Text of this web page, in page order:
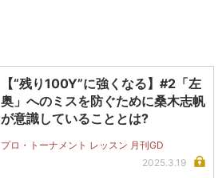
【“残り100Y”に強くなる】#2「左
奥」へのミスを防ぐために桑木志帆
が意識していることとは?
プロ・トーナメント レッスン 月刊GD
2025.3.19